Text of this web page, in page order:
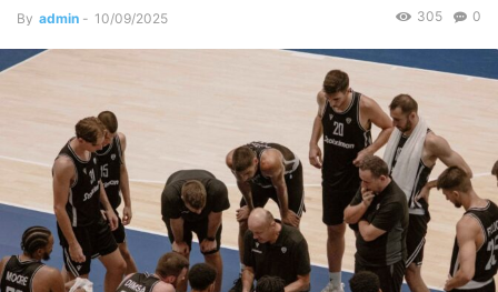
By admin - 10/09/2025 0
305